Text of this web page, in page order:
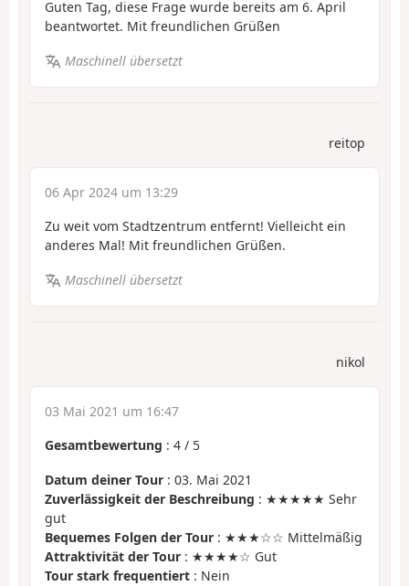
Guten Tag, diese Frage wurde bereits am 6. April
beantwortet. Mit freundlichen Grüßen
Maschinell übersetzt
reitop
06 Apr 2024 um 13:29
Zu weit vom Stadtzentrum entfernt! Vielleicht ein
anderes Mal! Mit freundlichen Grüßen.
Maschinell übersetzt
nikol
03 Mai 2021 um 16:47
Gesamtbewertung : 4 / 5
Datum deiner Tour : 03. Mai 2021
Zuverlässigkeit der Beschreibung : ★★★★★ Sehr
gut
Bequemes Folgen der Tour : ★★★☆☆ Mittelmäßig
Attraktivität der Tour : ★★★★☆ Gut
Tour stark frequentiert : Nein